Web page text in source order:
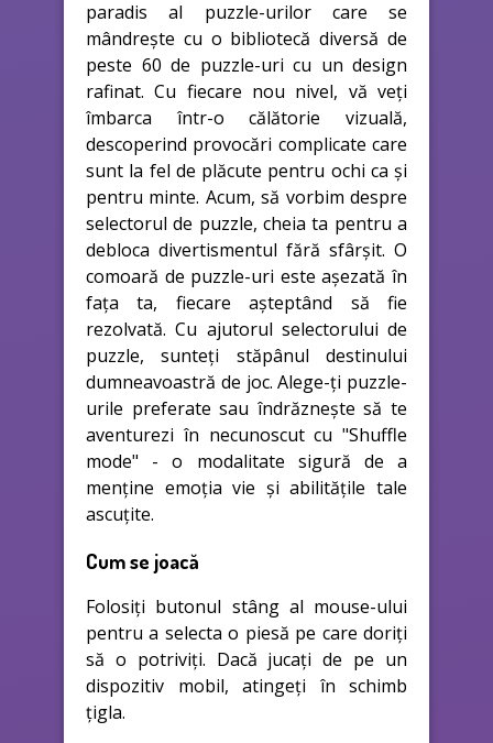
paradis al puzzle-urilor care se
mândrește cu o bibliotecă diversă de
peste 60 de puzzle-uri cu un design
rafinat. Cu fiecare nou nivel, vă veți
îmbarca într-o călătorie vizuală,
descoperind provocări complicate care
sunt la fel de plăcute pentru ochi ca și
pentru minte. Acum, să vorbim despre
selectorul de puzzle, cheia ta pentru a
debloca divertismentul fără sfârșit. O
comoară de puzzle-uri este așezată în
fața ta, fiecare așteptând să fie
rezolvată. Cu ajutorul selectorului de
puzzle, sunteți stăpânul destinului
dumneavoastră de joc. Alege-ți puzzle-
urile preferate sau îndrăznește să te
aventurezi în necunoscut cu "Shuffle
mode" - o modalitate sigură de a
menține emoția vie și abilitățile tale
ascuțite.
Cum se joacă
Folosiți butonul stâng al mouse-ului
pentru a selecta o piesă pe care doriți
să o potriviți. Dacă jucați de pe un
dispozitiv mobil, atingeți în schimb
țigla.